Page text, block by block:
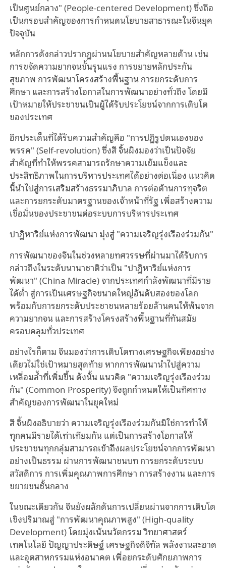
เป็นศูนย์กลาง" (People-centered Development) ซึ่งถือ
เป็นกรอบสำคัญของการกำหนดนโยบายสาธารณะในจีนยุค
ปัจจุบัน
หลักการดังกล่าวปรากฏผ่านนโยบายสำคัญหลายด้าน เช่น
การขจัดความยากจนขั้นรุนแรง การขยายหลักประกัน
สุขภาพ การพัฒนาโครงสร้างพื้นฐาน การยกระดับการ
ศึกษา และการสร้างโอกาสในการพัฒนาอย่างทั่วถึง โดยมี
เป้าหมายให้ประชาชนเป็นผู้ได้รับประโยชน์จากการเติบโต
ของประเทศ
อีกประเด็นที่ได้รับความสำคัญคือ "การปฏิรูปตนเองของ
พรรค" (Self-revolution) ซึ่งสี จิ้นผิงมองว่าเป็นปัจจัย
สำคัญที่ทำให้พรรคสามารถรักษาความเข้มแข็งและ
ประสิทธิภาพในการบริหารประเทศได้อย่างต่อเนื่อง แนวคิด
นี้นำไปสู่การเสริมสร้างธรรมาภิบาล การต่อต้านการทุจริต
และการยกระดับมาตรฐานของเจ้าหน้าที่รัฐ เพื่อสร้างความ
เชื่อมั่นของประชาชนต่อระบบการบริหารประเทศ
ปาฏิหาริย์แห่งการพัฒนา มุ่งสู่ "ความเจริญรุ่งเรืองร่วมกัน"
การพัฒนาของจีนในช่วงหลายทศวรรษที่ผ่านมาได้รับการ
กล่าวถึงในระดับนานาชาติว่าเป็น "ปาฏิหาริย์แห่งการ
พัฒนา" (China Miracle) จากประเทศกำลังพัฒนาที่มีราย
ได้ต่ำ สู่การเป็นเศรษฐกิจขนาดใหญ่อันดับสองของโลก
พร้อมกับการยกระดับประชาชนหลายร้อยล้านคนให้พ้นจาก
ความยากจน และการสร้างโครงสร้างพื้นฐานที่ทันสมัย
ครอบคลุมทั่วประเทศ
อย่างไรก็ตาม จีนมองว่าการเติบโตทางเศรษฐกิจเพียงอย่าง
เดียวไม่ใช่เป้าหมายสุดท้าย หากการพัฒนานำไปสู่ความ
เหลื่อมล้ำที่เพิ่มขึ้น ดังนั้น แนวคิด "ความเจริญรุ่งเรืองร่วม
กัน" (Common Prosperity) จึงถูกกำหนดให้เป็นทิศทาง
สำคัญของการพัฒนาในยุคใหม่
สี จิ้นผิงอธิบายว่า ความเจริญรุ่งเรืองร่วมกันมิใช่การทำให้
ทุกคนมีรายได้เท่าเทียมกัน แต่เป็นการสร้างโอกาสให้
ประชาชนทุกกลุ่มสามารถเข้าถึงผลประโยชน์จากการพัฒนา
อย่างเป็นธรรม ผ่านการพัฒนาชนบท การยกระดับระบบ
สวัสดิการ การเพิ่มคุณภาพการศึกษา การสร้างงาน และการ
ขยายชนชั้นกลาง
ในขณะเดียวกัน จีนยังผลักดันการเปลี่ยนผ่านจากการเติบโต
เชิงปริมาณสู่ "การพัฒนาคุณภาพสูง" (High-quality
Development) โดยมุ่งเน้นนวัตกรรม วิทยาศาสตร์
เทคโนโลยี ปัญญาประดิษฐ์ เศรษฐกิจดิจิทัล พลังงานสะอาด
และอุตสาหกรรมแห่งอนาคต เพื่อยกระดับศักยภาพการ